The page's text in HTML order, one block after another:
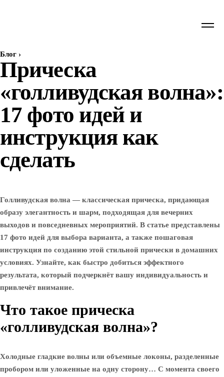
Блог ›
Прическа
«голливудская волна»:
17 фото идей и
инструкция как
сделать
Голливудская волна — классическая прическа, придающая
образу элегантность и шарм, подходящая для вечерних
выходов и повседневных мероприятий. В статье представлены
17 фото идей для выбора варианта, а также пошаговая
инструкция по созданию этой стильной прически в домашних
условиях. Узнайте, как быстро добиться эффектного
результата, который подчеркнёт вашу индивидуальность и
привлечёт внимание.
Что такое прическа
«голливудская волна»?
Холодные гладкие волны или объемные локоны, разделенные
пробором или уложенные на одну сторону… С момента своего